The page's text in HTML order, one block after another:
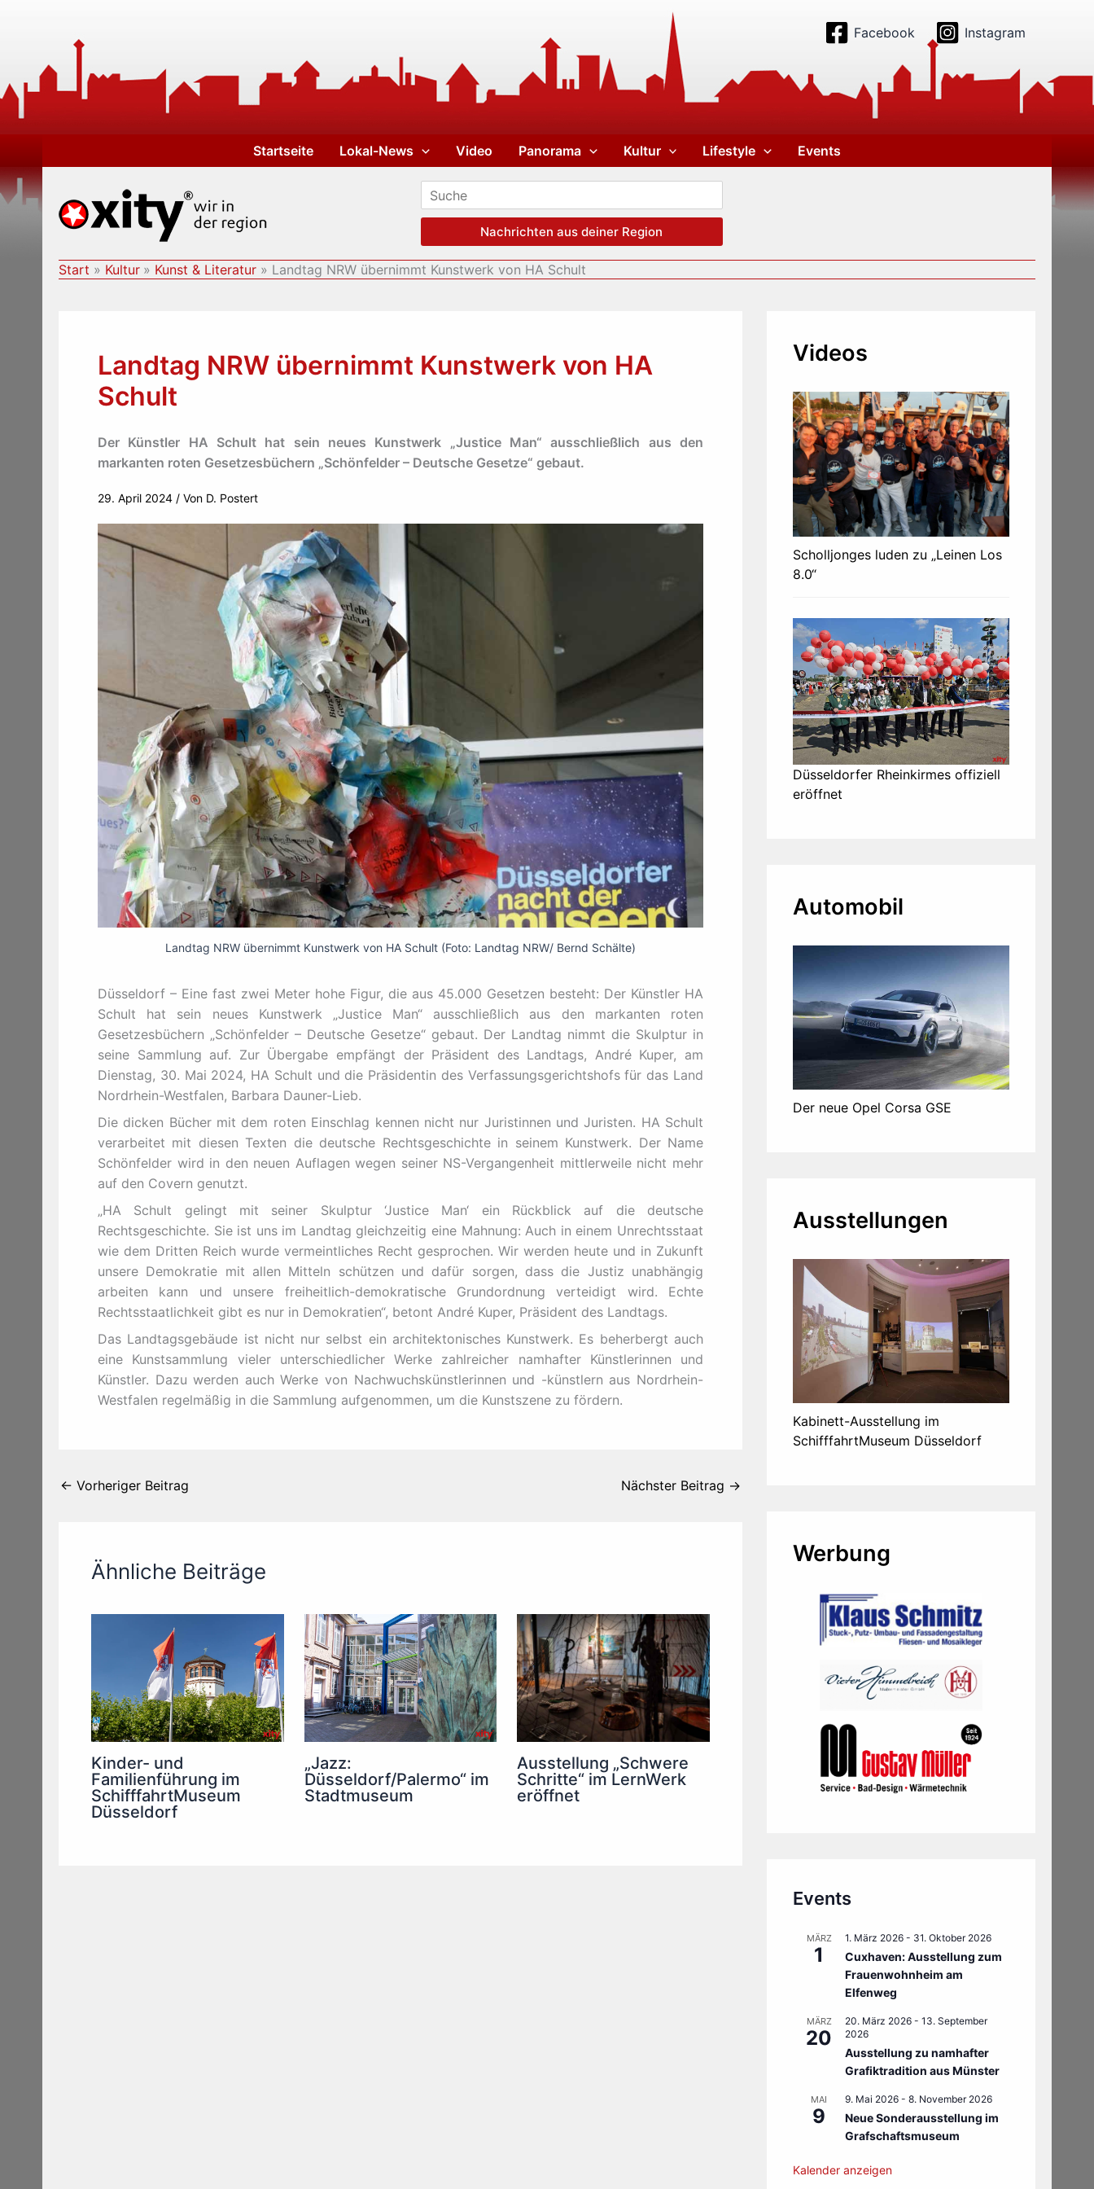
Facebook Instagram
Startseite Lokal-News Video Panorama Kultur Lifestyle Events
Nachrichten aus deiner Region
Start Kultur Kunst & Literatur Landtag NRW übernimmt Kunstwerk von HA Schult
Landtag NRW übernimmt Kunstwerk von HA
Schult
Der Künstler HA Schult hat sein neues Kunstwerk „Justice Man“ ausschließlich aus den
markanten roten Gesetzesbüchern „Schönfelder – Deutsche Gesetze“ gebaut.
29. April 2024 / Von D. Postert
Landtag NRW übernimmt Kunstwerk von HA Schult (Foto: Landtag NRW/ Bernd Schälte)
Düsseldorf – Eine fast zwei Meter hohe Figur, die aus 45.000 Gesetzen besteht: Der Künstler HA
Schult hat sein neues Kunstwerk „Justice Man“ ausschließlich aus den markanten roten
Gesetzesbüchern „Schönfelder – Deutsche Gesetze“ gebaut. Der Landtag nimmt die Skulptur in
seine Sammlung auf. Zur Übergabe empfängt der Präsident des Landtags, André Kuper, am
Dienstag, 30. Mai 2024, HA Schult und die Präsidentin des Verfassungsgerichtshofs für das Land
Nordrhein-Westfalen, Barbara Dauner-Lieb.
Die dicken Bücher mit dem roten Einschlag kennen nicht nur Juristinnen und Juristen. HA Schult
verarbeitet mit diesen Texten die deutsche Rechtsgeschichte in seinem Kunstwerk. Der Name
Schönfelder wird in den neuen Auflagen wegen seiner NS-Vergangenheit mittlerweile nicht mehr
auf den Covern genutzt.
„HA Schult gelingt mit seiner Skulptur ‘Justice Man‘ ein Rückblick auf die deutsche
Rechtsgeschichte. Sie ist uns im Landtag gleichzeitig eine Mahnung: Auch in einem Unrechtsstaat
wie dem Dritten Reich wurde vermeintliches Recht gesprochen. Wir werden heute und in Zukunft
unsere Demokratie mit allen Mitteln schützen und dafür sorgen, dass die Justiz unabhängig
arbeiten kann und unsere freiheitlich-demokratische Grundordnung verteidigt wird. Echte
Rechtsstaatlichkeit gibt es nur in Demokratien“, betont André Kuper, Präsident des Landtags.
Das Landtagsgebäude ist nicht nur selbst ein architektonisches Kunstwerk. Es beherbergt auch
eine Kunstsammlung vieler unterschiedlicher Werke zahlreicher namhafter Künstlerinnen und
Künstler. Dazu werden auch Werke von Nachwuchskünstlerinnen und -künstlern aus Nordrhein-
Westfalen regelmäßig in die Sammlung aufgenommen, um die Kunstszene zu fördern.
← Vorheriger Beitrag Nächster Beitrag →
Ähnliche Beiträge
Kinder- und
Familienführung im
SchifffahrtMuseum
Düsseldorf
„Jazz:
Düsseldorf/Palermo“ im
Stadtmuseum
Ausstellung „Schwere
Schritte“ im LernWerk
eröffnet
Videos
Scholljonges luden zu „Leinen Los
8.0“
Düsseldorfer Rheinkirmes offiziell
eröffnet
Automobil
Der neue Opel Corsa GSE
Ausstellungen
Kabinett-Ausstellung im
SchifffahrtMuseum Düsseldorf
Werbung
Events
MÄRZ
1
1. März 2026 - 31. Oktober 2026
Cuxhaven: Ausstellung zum
Frauenwohnheim am
Elfenweg
MÄRZ
20
20. März 2026 - 13. September
2026
Ausstellung zu namhafter
Grafiktradition aus Münster
MAI
9
9. Mai 2026 - 8. November 2026
Neue Sonderausstellung im
Grafschaftsmuseum
Kalender anzeigen